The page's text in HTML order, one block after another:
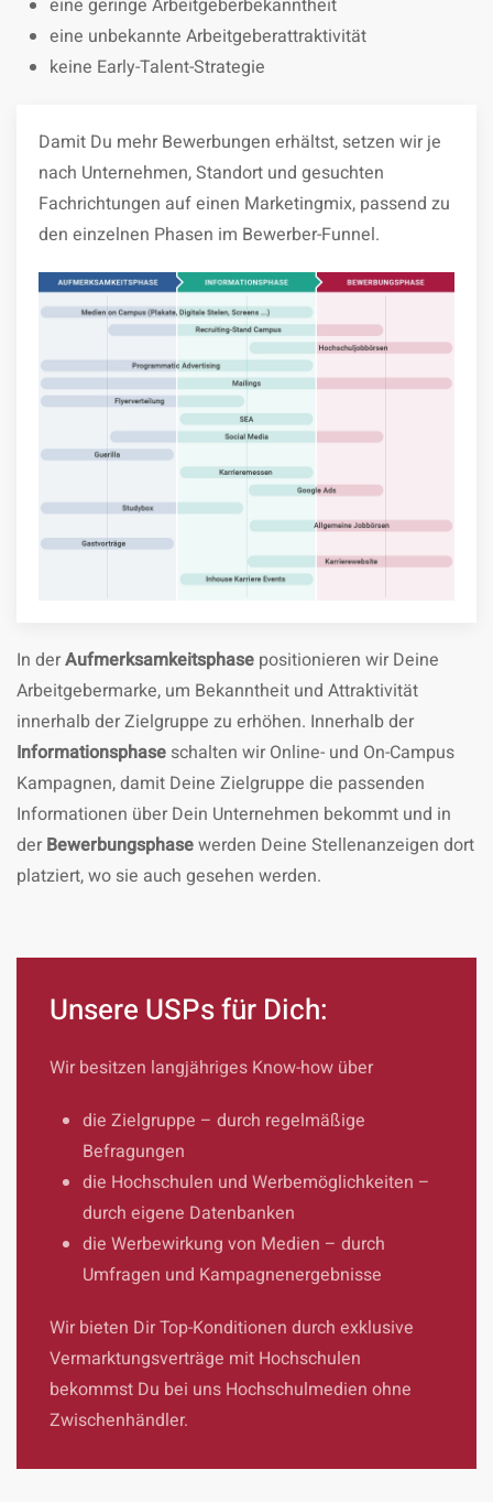
eine geringe Arbeitgeberbekanntheit
eine unbekannte Arbeitgeberattraktivität
keine Early-Talent-Strategie
Damit Du mehr Bewerbungen erhältst, setzen wir je
nach Unternehmen, Standort und gesuchten
Fachrichtungen auf einen Marketingmix, passend zu
den einzelnen Phasen im Bewerber-Funnel.
In derAufmerksamkeitsphase positionieren wir Deine
Arbeitgebermarke, um Bekanntheit und Attraktivität
innerhalb der Zielgruppe zu erhöhen. Innerhalb der
Informationsphase schalten wir Online- und On-Campus
Kampagnen, damit Deine Zielgruppe die passenden
Informationen über Dein Unternehmen bekommt und in
der Bewerbungsphasewerden Deine Stellenanzeigen dort
platziert, wo sie auch gesehen werden.
Unsere USPs für Dich:
Wir besitzen langjähriges Know-how über
die Zielgruppe – durch regelmäßige
Befragungen
die Hochschulen und Werbemöglichkeiten –
durch eigene Datenbanken
die Werbewirkung von Medien – durch
Umfragen und Kampagnenergebnisse
Wir bieten Dir Top-Konditionen durch exklusive
Vermarktungsverträge mit Hochschulen
bekommst Du bei uns Hochschulmedien ohne
Zwischenhändler.